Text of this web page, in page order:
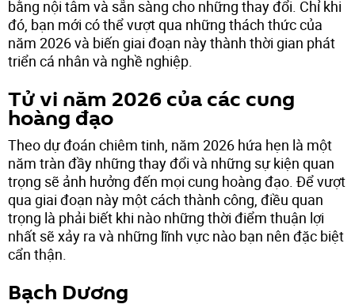
bằng nội tâm và sẵn sàng cho những thay đổi. Chỉ khi
đó, bạn mới có thể vượt qua những thách thức của
năm 2026 và biến giai đoạn này thành thời gian phát
triển cá nhân và nghề nghiệp.
Tử vi năm 2026 của các cung
hoàng đạo
Theo dự đoán chiêm tinh, năm 2026 hứa hẹn là một
năm tràn đầy những thay đổi và những sự kiện quan
trọng sẽ ảnh hưởng đến mọi cung hoàng đạo. Để vượt
qua giai đoạn này một cách thành công, điều quan
trọng là phải biết khi nào những thời điểm thuận lợi
nhất sẽ xảy ra và những lĩnh vực nào bạn nên đặc biệt
cẩn thận.
Bạch Dương